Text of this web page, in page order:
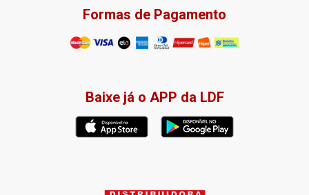
Formas de Pagamento
Baixe já o APP da LDF